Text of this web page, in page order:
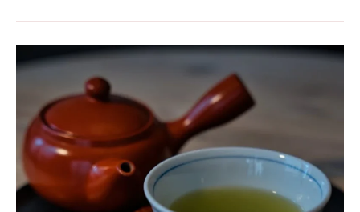
ceremonia
japonés:
arte
cultural